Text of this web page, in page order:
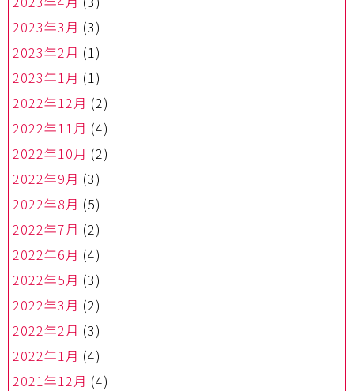
2023年3月 (3)
2023年2月 (1)
2023年1月 (1)
2022年12月 (2)
2022年11月 (4)
2022年10月 (2)
2022年9月 (3)
2022年8月 (5)
2022年7月 (2)
2022年6月 (4)
2022年5月 (3)
2022年3月 (2)
2022年2月 (3)
2022年1月 (4)
2021年12月 (4)